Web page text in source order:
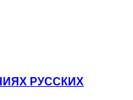
РУССКИХ